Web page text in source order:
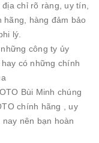
chỉ rõ ràng, uy tín,
hàng đảm bảo
lý.
công ty ủy
có những chính
Bùi Minh chúng
chính hãng , uy
nên bạn hoàn